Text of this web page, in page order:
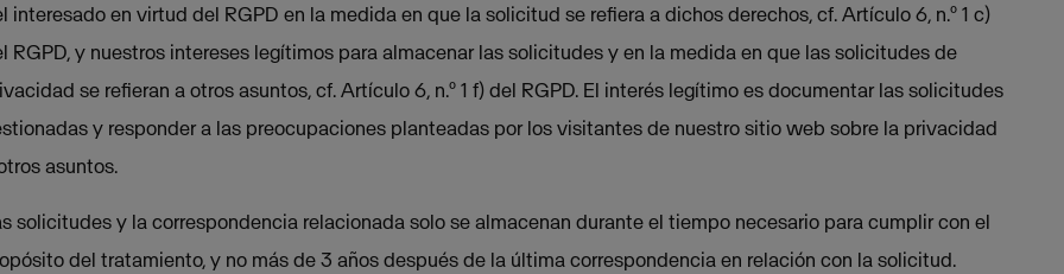
interesado en virtud del RGPD en la medida en que la solicitud se refiera a dichos derechos, cf. Artículo 6, n.º 1 c)
RGPD, y nuestros intereses legítimos para almacenar las solicitudes y en la medida en que las solicitudes de
se refieran a otros asuntos, cf. Artículo 6, n.º 1 f) del RGPD. El interés legítimo es documentar las solicitudes
y responder a las preocupaciones planteadas por los visitantes de nuestro sitio web sobre la privacidad
asuntos.
solicitudes y la correspondencia relacionada solo se almacenan durante el tiempo necesario para cumplir con el
del tratamiento, y no más de 3 años después de la última correspondencia en relación con la solicitud.